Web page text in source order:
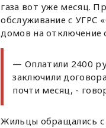
газа вот уже месяц.
обслуживание с УГРС
домов на отключение
— Оплатили 2400
заключили
почти месяц, -
Жильцы обращались с